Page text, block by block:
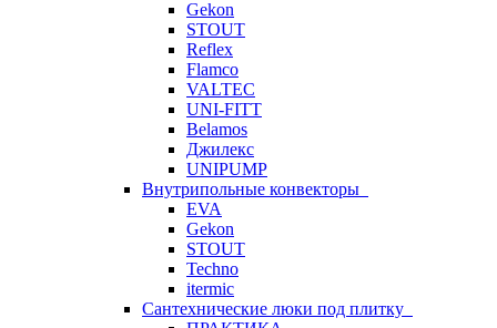
Gekon
STOUT
Reflex
Flamco
VALTEC
UNI-FITT
Belamos
Джилекс
UNIPUMP
Внутрипольные конвекторы
EVA
Gekon
STOUT
Techno
itermic
Сантехнические люки под плитку